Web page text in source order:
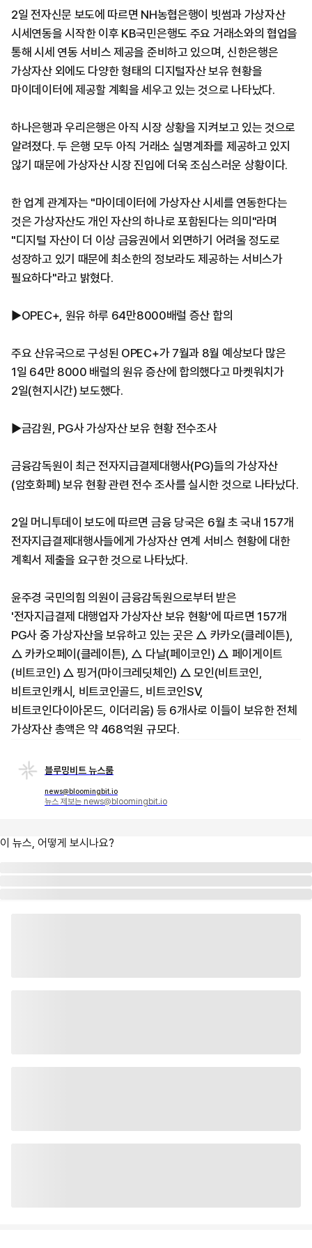
2일 전자신문 보도에 따르면 NH농협은행이 빗썸과 가상자산
시세연동을 시작한 이후 KB국민은행도 주요 거래소와의 협업을
통해 시세 연동 서비스 제공을 준비하고 있으며, 신한은행은
가상자산 외에도 다양한 형태의 디지털자산 보유 현황을
마이데이터에 제공할 계획을 세우고 있는 것으로 나타났다.
하나은행과 우리은행은 아직 시장 상황을 지켜보고 있는 것으로
알려졌다. 두 은행 모두 아직 거래소 실명계좌를 제공하고 있지
않기 때문에 가상자산 시장 진입에 더욱 조심스러운 상황이다.
한 업계 관계자는 "마이데이터에 가상자산 시세를 연동한다는
것은 가상자산도 개인 자산의 하나로 포함된다는 의미"라며
"디지털 자산이 더 이상 금융권에서 외면하기 어려울 정도로
성장하고 있기 때문에 최소한의 정보라도 제공하는 서비스가
필요하다"라고 밝혔다.
▶OPEC+, 원유 하루 64만8000배럴 증산 합의
주요 산유국으로 구성된 OPEC+가 7월과 8월 예상보다 많은
1일 64만 8000 배럴의 원유 증산에 합의했다고 마켓워치가
2일(현지시간) 보도했다.
▶금감원, PG사 가상자산 보유 현황 전수조사
금융감독원이 최근 전자지급결제대행사(PG)들의 가상자산
(암호화폐) 보유 현황 관련 전수 조사를 실시한 것으로 나타났다.
2일 머니투데이 보도에 따르면 금융 당국은 6월 초 국내 157개
전자지급결제대행사들에게 가상자산 연계 서비스 현황에 대한
계획서 제출을 요구한 것으로 나타났다.
윤주경 국민의힘 의원이 금융감독원으로부터 받은
'전자지급결제 대행업자 가상자산 보유 현황'에 따르면 157개
PG사 중 가상자산을 보유하고 있는 곳은 △ 카카오(클레이튼),
△ 카카오페이(클레이튼), △ 다날(페이코인) △ 페이게이트
(비트코인) △ 핑거(마이크레딧체인) △ 모인(비트코인,
비트코인캐시, 비트코인골드, 비트코인SV,
비트코인다이아몬드, 이더리움) 등 6개사로 이들이 보유한 전체
가상자산 총액은 약 468억원 규모다.
블루밍비트 뉴스룸
news@bloomingbit.io
뉴스 제보는 news@bloomingbit.io
이 뉴스, 어떻게 보시나요?